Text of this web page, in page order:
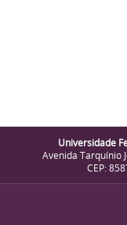
Universidade
Avenida Tarquínio
CEP: